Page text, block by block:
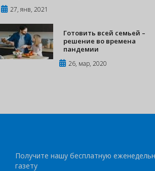
27, янв, 2021
Готовить всей семьей –
решение во времена
пандемии
26, мар, 2020
Получите нашу бесплатную
газету